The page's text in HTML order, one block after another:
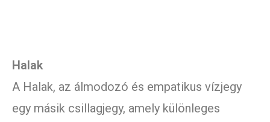
Halak
A Halak, az álmodozó és empatikus vízjegy
egy másik csillagjegy, amely különleges